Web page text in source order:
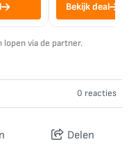
Bekijk deal
lopen via de partner.
0 reacties
Delen